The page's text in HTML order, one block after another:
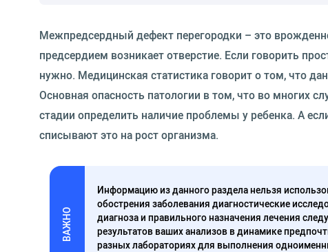
Межпредсердный дефект перегородки – это
предсердием возникает отверстие. Если говорить
нужно. Медицинская статистика говорит о том, что
Основная опасность патологии в том, что во многих
стадии определить наличие проблемы у ребенка. А
списывают это на рост организма.
ВАЖНО
Информацию из данного раздела нельзя
обострения заболевания диагностические
диагноза и правильного назначения лечения
результатов ваших анализов в динамике
разных лабораториях для выполнения